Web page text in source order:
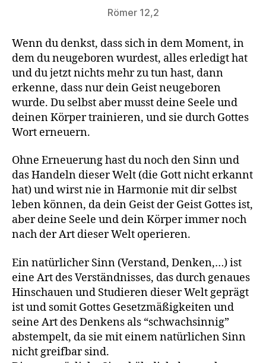
Römer 12,2
Wenn du denkst, dass sich in dem Moment, in
dem du neugeboren wurdest, alles erledigt hat
und du jetzt nichts mehr zu tun hast, dann
erkenne, dass nur dein Geist neugeboren
wurde. Du selbst aber musst deine Seele und
deinen Körper trainieren, und sie durch Gottes
Wort erneuern.
Ohne Erneuerung hast du noch den Sinn und
das Handeln dieser Welt (die Gott nicht erkannt
hat) und wirst nie in Harmonie mit dir selbst
leben können, da dein Geist der Geist Gottes ist,
aber deine Seele und dein Körper immer noch
nach der Art dieser Welt operieren.
Ein natürlicher Sinn (Verstand, Denken,…) ist
eine Art des Verständnisses, das durch genaues
Hinschauen und Studieren dieser Welt geprägt
ist und somit Gottes Gesetzmäßigkeiten und
seine Art des Denkens als “schwachsinnig”
abstempelt, da sie mit einem natürlichen Sinn
nicht greifbar sind.